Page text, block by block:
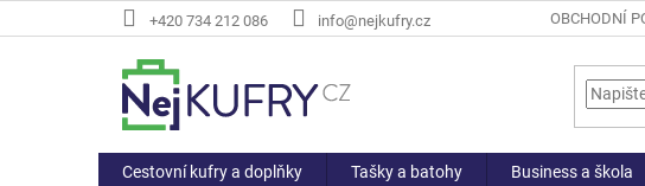
na
+420 734 212 086 info@nejkufry.cz OBCHODNÍ
Cestovní kufry a doplňky Tašky a batohy Business a škola